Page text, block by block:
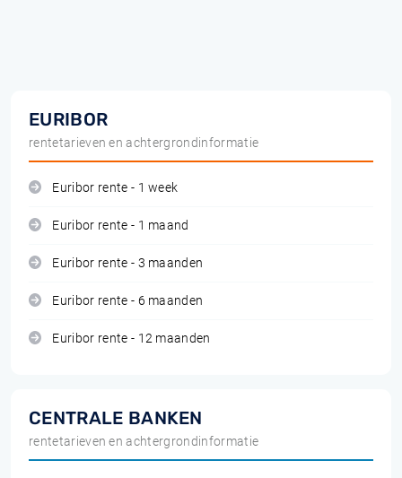
EURIBOR
rentetarieven en achtergrondinformatie
Euribor rente - 1 week
Euribor rente - 1 maand
Euribor rente - 3 maanden
Euribor rente - 6 maanden
Euribor rente - 12 maanden
CENTRALE BANKEN
rentetarieven en achtergrondinformatie